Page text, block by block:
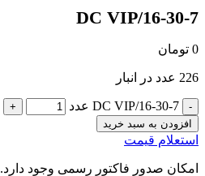
16-30-7/DC VIP
0 تومان
226 عدد در انبار
16-30-7/DC VIP عدد
افزودن به سبد خرید
استعلام قیمت
امکان صدور فاکتور رسمی وجود دارد.